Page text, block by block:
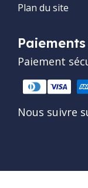
Plan du site
Paiements
Paiement